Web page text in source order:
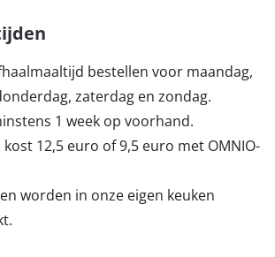
bestellen voor maandag,
zaterdag en zondag.
1 week op voorhand.
12,5 euro of 9,5 euro met OMNIO-
worden in onze eigen keuken